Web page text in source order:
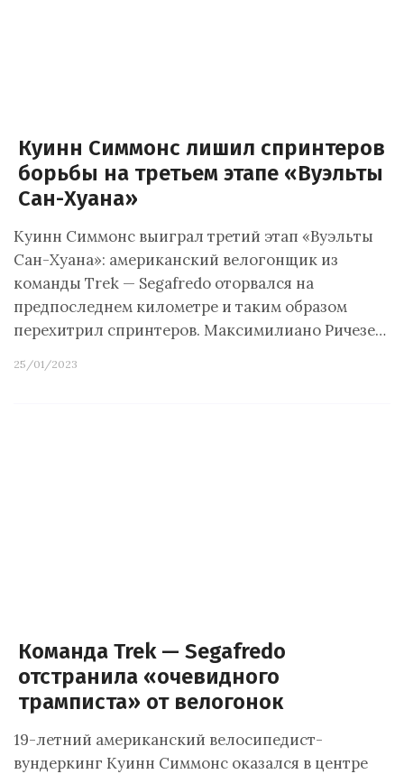
Куинн Симмонс лишил спринтеров
борьбы на третьем этапе «Вуэльты
Сан-Хуана»
Куинн Симмонс выиграл третий этап «Вуэльты
Сан-Хуана»: американский велогонщик из
команды Trek — Segafredo оторвался на
предпоследнем километре и таким образом
перехитрил спринтеров. Максимилиано Ричезе…
25/01/2023
Команда Trek — Segafredo
отстранила «очевидного
трамписта» от велогонок
19-летний американский велосипедист-
вундеркинг Куинн Симмонс оказался в центре